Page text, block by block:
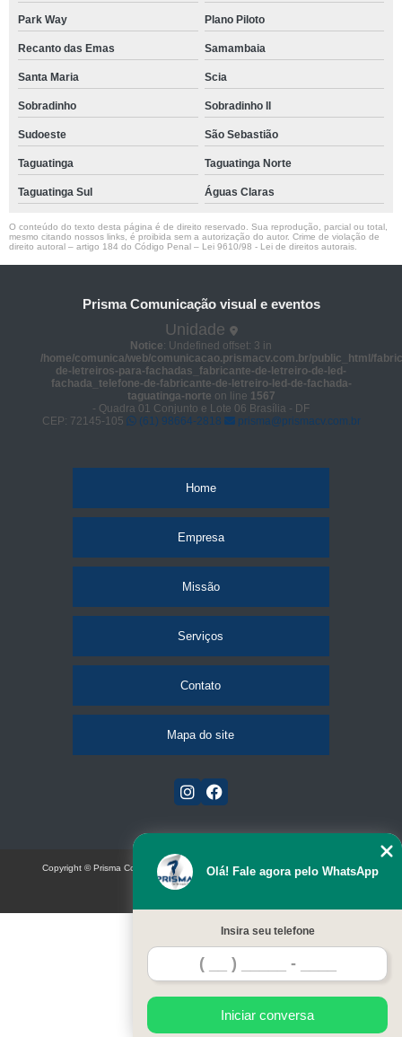
Park Way Plano Piloto
Recanto das Emas Samambaia
Santa Maria Scia
Sobradinho Sobradinho ll
Sudoeste São Sebastião
Taguatinga Taguatinga Norte
Taguatinga Sul Águas Claras
O conteúdo do texto desta página é de direito reservado. Sua reprodução, parcial ou total,
mesmo citando nossos links, é proibida sem a autorização do autor. Crime de violação de
direito autoral – artigo 184 do Código Penal – Lei 9610/98 - Lei de direitos autorais
Prisma Comunicação visual e eventos
Unidade
Notice: Undefined offset: 3 in
/home/comunica/web/comunicacao.prismacv.com.br/public_html/
de-letreiros-para-fachadas_fabricante-de-letreiro-de-led-
fachada_telefone-de-fabricante-de-letreiro-led-de-fachada-
taguatinga-norte on line 1567
- Quadra 01 Conjunto e Lote 06 Brasília - DF
CEP: 72145-105
(61) 98664-2818 prisma@prismacv.com.br
Home
Empresa
Missão
Serviços
Contato
Mapa do site
Olá! Fale agora pelo WhatsApp
Insira seu telefone
Iniciar conversa
Copyright © Prisma Comunicação visual e eventos (Lei 9610 de 19/02/1998)
W3C